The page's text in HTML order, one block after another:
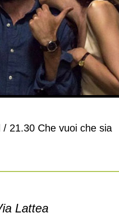
21.30 Che vuoi che sia
Lattea